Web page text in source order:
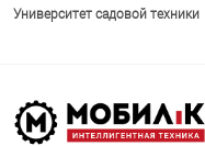
Университет садовой техники